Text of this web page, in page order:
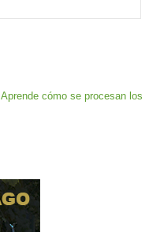
Aprende cómo se procesan los